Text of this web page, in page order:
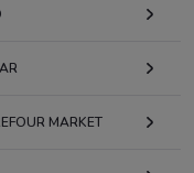
MARKET